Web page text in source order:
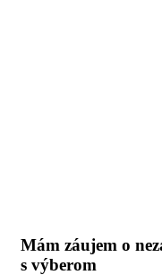
Mám záujem o
s výberom